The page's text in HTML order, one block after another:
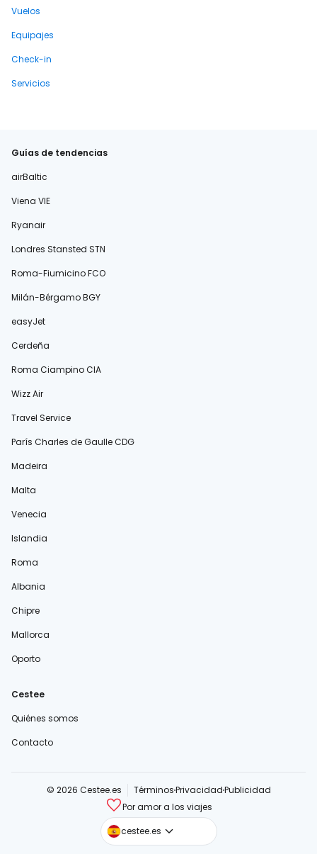
Vuelos
Equipajes
Check-in
Servicios
Guías de tendencias
airBaltic
Viena VIE
Ryanair
Londres Stansted STN
Roma-Fiumicino FCO
Milán-Bérgamo BGY
easyJet
Cerdeña
Roma Ciampino CIA
Wizz Air
Travel Service
París Charles de Gaulle CDG
Madeira
Malta
Venecia
Islandia
Roma
Albania
Chipre
Mallorca
Oporto
Cestee
Quiénes somos
Contacto
© 2026 Cestee.es TérminosPrivacidadPublicidad
Por amor a los viajes
cestee.es
cestee.com
cestee.sk